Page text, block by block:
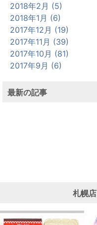
2018年2月 (5)
2018年1月 (6)
2017年12月 (19)
2017年11月 (39)
2017年10月 (81)
2017年9月 (6)
最新の記事
札幌店